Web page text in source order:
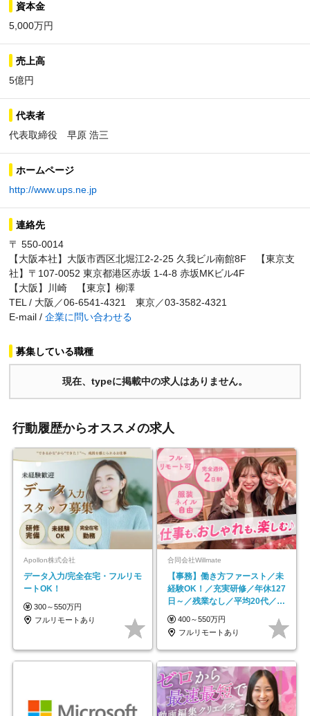
資本金
5,000万円
売上高
5億円
代表者
代表取締役 早原 浩三
ホームページ
http://www.ups.ne.jp
連絡先
〒 550-0014
【大阪本社】大阪市西区北堀江2-2-25 久我ビル南館8F 【東京支
社】〒107-0052 東京都港区赤坂 1-4-8 赤坂MKビル4F
【大阪】川崎 【東京】柳澤
TEL / 大阪／06-6541-4321 東京／03-3582-4321
E-mail / 企業に問い合わせる
募集している職種
現在、typeに掲載中の求人はありません。
行動履歴からオススメの求人
Apollon株式会社
データ入力/完全在宅・フルリモ
ートOK！
300～550万円
フルリモートあり
合同会社Willmate
【事務】働き方ファースト／未
経験OK！／充実研修／年休127
日～／残業なし／平均20代／リ
モートOK
400～550万円
フルリモートあり